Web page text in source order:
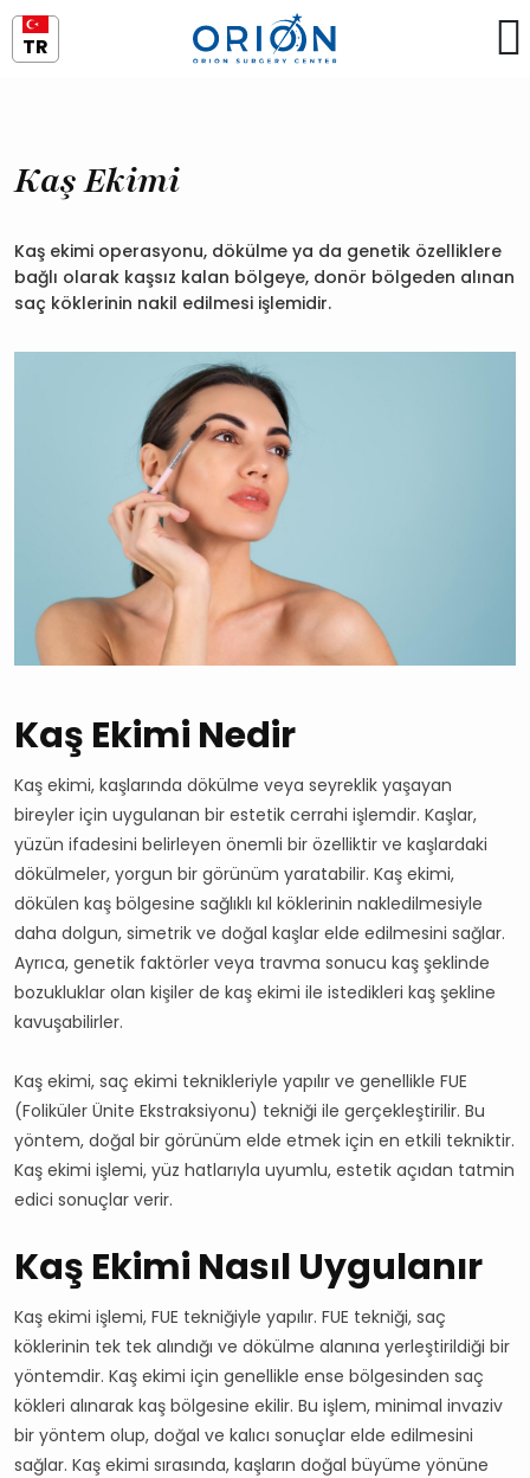
TR
Kaş Ekimi
Kaş ekimi operasyonu, dökülme ya da genetik özelliklere
bağlı olarak kaşsız kalan bölgeye, donör bölgeden alınan
saç köklerinin nakil edilmesi işlemidir.
Kaş Ekimi Nedir
Kaş ekimi, kaşlarında dökülme veya seyreklik yaşayan
bireyler için uygulanan bir estetik cerrahi işlemdir. Kaşlar,
yüzün ifadesini belirleyen önemli bir özelliktir ve kaşlardaki
dökülmeler, yorgun bir görünüm yaratabilir. Kaş ekimi,
dökülen kaş bölgesine sağlıklı kıl köklerinin nakledilmesiyle
daha dolgun, simetrik ve doğal kaşlar elde edilmesini sağlar.
Ayrıca, genetik faktörler veya travma sonucu kaş şeklinde
bozukluklar olan kişiler de kaş ekimi ile istedikleri kaş şekline
kavuşabilirler.
Kaş ekimi, saç ekimi teknikleriyle yapılır ve genellikle FUE
(Foliküler Ünite Ekstraksiyonu) tekniği ile gerçekleştirilir. Bu
yöntem, doğal bir görünüm elde etmek için en etkili tekniktir.
Kaş ekimi işlemi, yüz hatlarıyla uyumlu, estetik açıdan tatmin
edici sonuçlar verir.
Kaş Ekimi Nasıl Uygulanır
Kaş ekimi işlemi, FUE tekniğiyle yapılır. FUE tekniği, saç
köklerinin tek tek alındığı ve dökülme alanına yerleştirildiği bir
yöntemdir. Kaş ekimi için genellikle ense bölgesinden saç
kökleri alınarak kaş bölgesine ekilir. Bu işlem, minimal invaziv
bir yöntem olup, doğal ve kalıcı sonuçlar elde edilmesini
sağlar. Kaş ekimi sırasında, kaşların doğal büyüme yönüne